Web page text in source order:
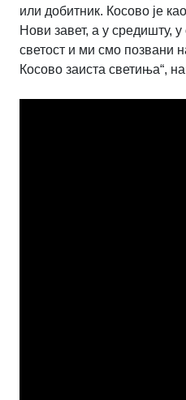
или добитник. Косово је
Нови завет, а у средишту,
светост и ми смо позвани
Косово заиста светиња“,